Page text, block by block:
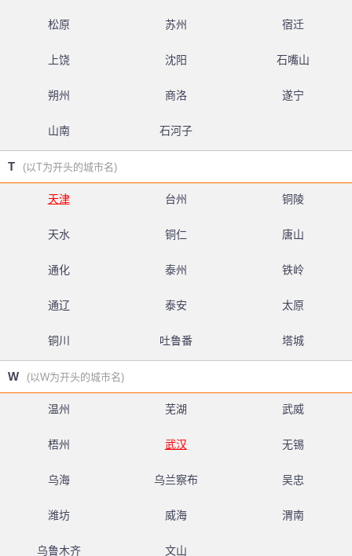
松原 苏州 宿迁
上饶 沈阳 石嘴山
朔州 商洛 遂宁
山南 石河子
T (以T为开头的城市名)
天津 台州 铜陵
天水 铜仁 唐山
通化 泰州 铁岭
通辽 泰安 太原
铜川 吐鲁番 塔城
W (以W为开头的城市名)
温州 芜湖 武威
梧州 武汉 无锡
乌海 乌兰察布 吴忠
潍坊 威海 渭南
乌鲁木齐 文山